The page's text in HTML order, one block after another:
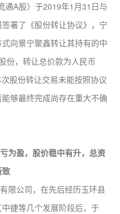
通A股）于2019年1月31日与
署了《股份转让协议》，宁
向景宁聚鑫转让其持有的中
份，转让总价款为人民币
股份转让交易未能按照协议
够最终完成尚存在重大不确
为盈，股价稳中有升，总资
致
限公司，在先后经历玉环县
捷等几个发展阶段后，于